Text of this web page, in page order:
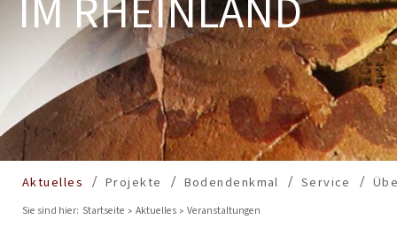
Aktuelles Projekte Bodendenkmal Service
Sie sind hier: Startseite Aktuelles Veranstaltungen